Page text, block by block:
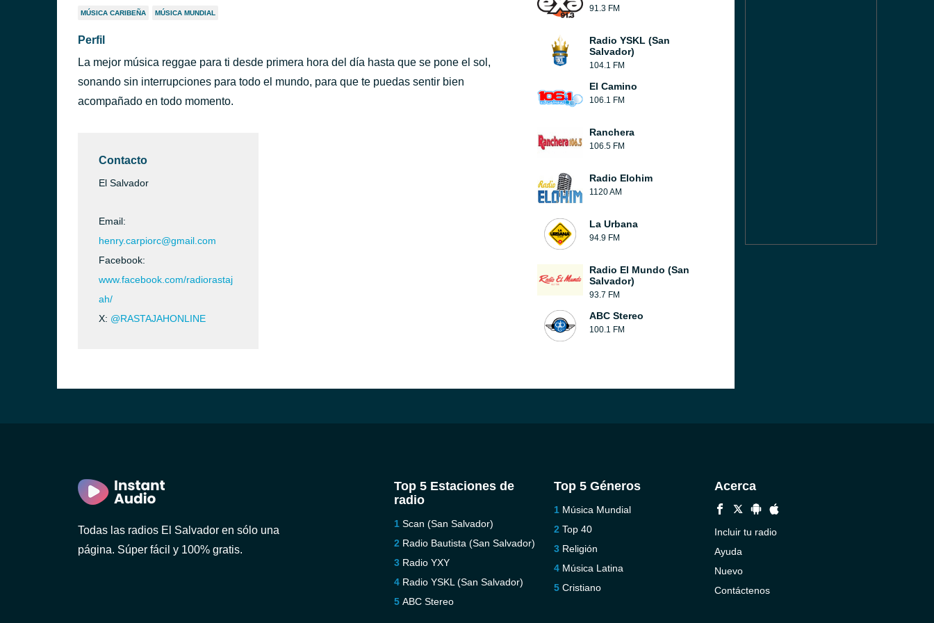
MÚSICA CARIBEÑA MÚSICA MUNDIAL
Perfil
La mejor música reggae para ti desde primera hora del día hasta que se pone el sol,
sonando sin interrupciones para todo el mundo, para que te puedas sentir bien
acompañado en todo momento.
Contacto
El Salvador
Email:
henry.carpiorc@gmail.com
Facebook:
www.facebook.com/radiorastaj
ah/
X: @RASTAJAHONLINE
91.3 FM
Radio YSKL (San
Salvador)
104.1 FM
El Camino
106.1 FM
Ranchera
106.5 FM
Radio Elohim
1120 AM
La Urbana
94.9 FM
Radio El Mundo (San
Salvador)
93.7 FM
ABC Stereo
100.1 FM
Todas las radios El Salvador en sólo una
página. Súper fácil y 100% gratis.
Top 5 Estaciones de
radio
Scan (San Salvador)
Radio Bautista (San Salvador)
Radio YXY
Radio YSKL (San Salvador)
ABC Stereo
Top 5 Géneros
Música Mundial
Top 40
Religión
Música Latina
Cristiano
Acerca
Incluir tu radio
Ayuda
Nuevo
Contáctenos